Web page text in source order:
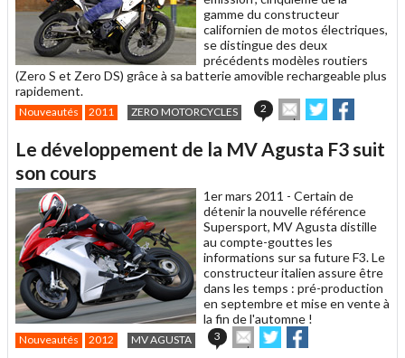
gamme du constructeur
californien de motos électriques,
se distingue des deux
précédents modèles routiers
(Zero S et Zero DS) grâce à sa batterie amovible rechargeable plus
rapidement.
Nouveautés 2011 ZERO MOTORCYCLES 2
Envoyer
cet
à
Partager
sur sur
Le développement de la MV Agusta F3 suit
son cours
1er mars 2011 - Certain de
détenir la nouvelle référence
Supersport, MV Agusta distille
au compte-gouttes les
informations sur sa future F3. Le
constructeur italien assure être
dans les temps : pré-production
en septembre et mise en vente à
la fin de l'automne !
Nouveautés 2012 MV AGUSTA 3
Envoyer
cet
Partager
sur sur